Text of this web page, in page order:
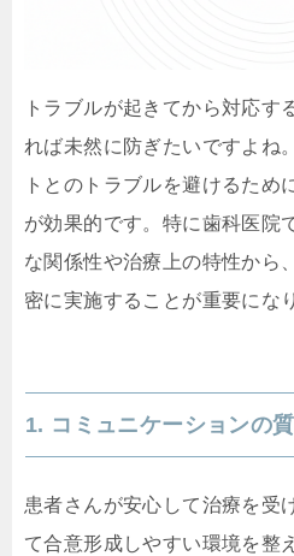
トラブルが起きてから対応す
れば未然に防ぎたいですよね
トとのトラブルを避けるため
が効果的です。特に歯科医院
な関係性や治療上の特性から
密に実施することが重要にな
1. コミュニケーションの
患者さんが安心して治療を受
て合意形成しやすい環境を整